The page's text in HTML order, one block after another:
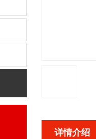
详情介绍